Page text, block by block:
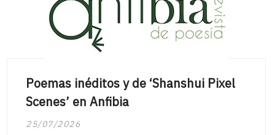
Poemas inéditos y de ‘Shanshui Pixel
Scenes’ en Anfibia
25/07/2026